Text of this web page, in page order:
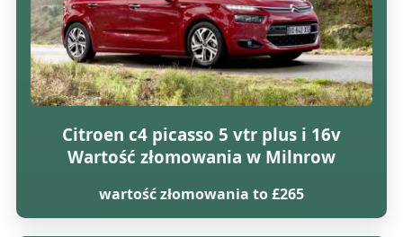
Citroen c4 picasso 5 vtr plus i 16v
Wartość złomowania w Milnrow
wartość złomowania to £265